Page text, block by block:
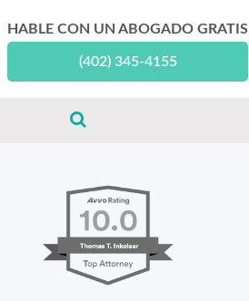
HABLE CON UN ABOGADO GRATIS
(402) 345-4155